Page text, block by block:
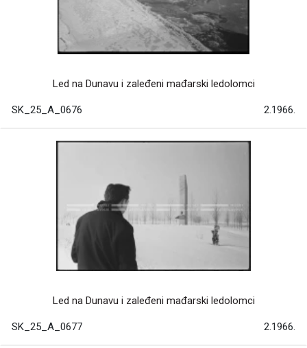
Led na Dunavu i zaleđeni mađarski ledolomci
SK_25_A_0676 2.1966.
Led na Dunavu i zaleđeni mađarski ledolomci
SK_25_A_0677 2.1966.